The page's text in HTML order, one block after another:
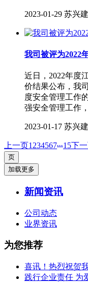
2023-01-29 苏兴
我司被评为2022
近日，2022年度
价结果公布，我
度安全管理工作
强安全管理工作
2023-01-17 苏兴
上一页1 234567...15下
加载更多
新闻资讯
公司动态
业界资讯
为您推荐
喜讯！热烈祝贺
践行企业责任 为